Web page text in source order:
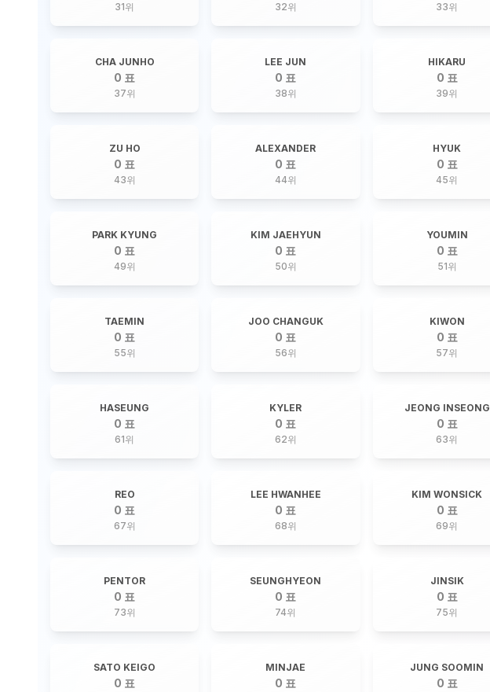
31위 32위 33위
CHA JUNHO
0 표
37위
LEE JUN
0 표
38위
HIKARU
0 표
39위
ZU HO
0 표
43위
ALEXANDER
0 표
44위
HYUK
0 표
45위
PARK KYUNG
0 표
49위
KIM JAEHYUN
0 표
50위
YOUMIN
0 표
51위
TAEMIN
0 표
55위
JOO CHANGUK
0 표
56위
KIWON
0 표
57위
HASEUNG
0 표
61위
KYLER
0 표
62위
JEONG INSEONG
0 표
63위
REO
0 표
67위
LEE HWANHEE
0 표
68위
KIM WONSICK
0 표
69위
PENTOR
0 표
73위
SEUNGHYEON
0 표
74위
JINSIK
0 표
75위
SATO KEIGO
0 표
MINJAE
0 표
JUNG SOOMIN
0 표